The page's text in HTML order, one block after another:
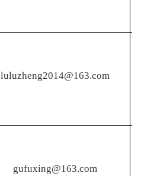
luluzheng2014@163.com
gufuxing@163.com